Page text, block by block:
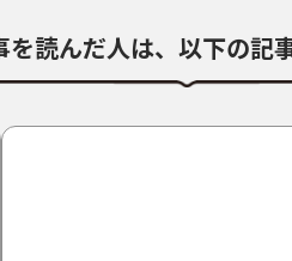
読んだ人は、 以下の記